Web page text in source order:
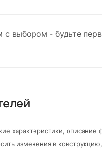
с выбором - будьте
характеристики,
изменения в